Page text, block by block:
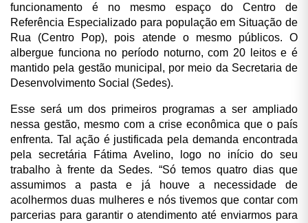
funcionamento é no mesmo espaço do Centro de
Referência Especializado para população em Situação de
Rua (Centro Pop), pois atende o mesmo públicos. O
albergue funciona no período noturno, com 20 leitos e é
mantido pela gestão municipal, por meio da Secretaria de
Desenvolvimento Social (Sedes).
Esse será um dos primeiros programas a ser ampliado
nessa gestão, mesmo com a crise econômica que o país
enfrenta. Tal ação é justificada pela demanda encontrada
pela secretária Fátima Avelino, logo no início do seu
trabalho à frente da Sedes. “Só temos quatro dias que
assumimos a pasta e já houve a necessidade de
acolhermos duas mulheres e nós tivemos que contar com
parcerias para garantir o atendimento até enviarmos para